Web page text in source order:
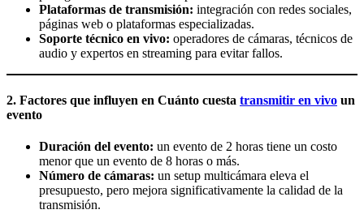
Plataformas de transmisión: integración con redes sociales,
páginas web o plataformas especializadas.
Soporte técnico en vivo: operadores de cámaras, técnicos de
audio y expertos en streaming para evitar fallos.
2. Factores que influyen en Cuánto cuesta transmitir en vivo un
evento
Duración del evento: un evento de 2 horas tiene un costo
menor que un evento de 8 horas o más.
Número de cámaras: un setup multicámara eleva el
presupuesto, pero mejora significativamente la calidad de la
transmisión.